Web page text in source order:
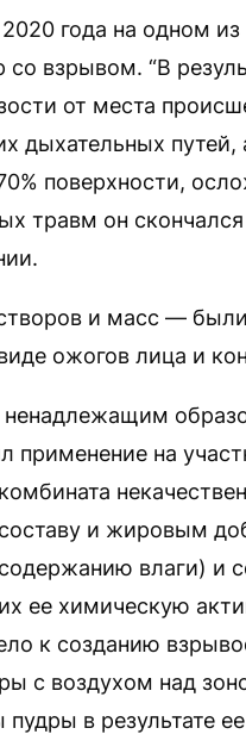
2020 года на одном
взрывом. “В
от места
дыхательных
поверхности,
травм он скончался
и масс —
ожогов лица и
применение на
и жировым
влаги) и
ее химическую
к созданию
с воздухом над
в результате